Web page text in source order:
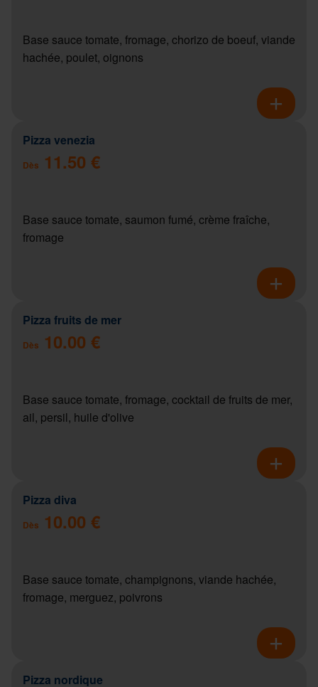
Base sauce tomate, fromage, chorizo de boeuf, viande
hachée, poulet, oignons
Pizza venezia
Dès 11.50 €
Base sauce tomate, saumon fumé, crème fraîche,
fromage
Pizza fruits de mer
Dès 10.00 €
Base sauce tomate, fromage, cocktail de fruits de mer,
ail, persil, huile d'olive
Pizza diva
Dès 10.00 €
Base sauce tomate, champignons, viande hachée,
fromage, merguez, poivrons
Pizza nordique